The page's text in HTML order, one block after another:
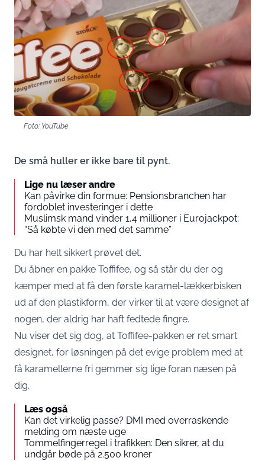
Foto: YouTube
De små huller er ikke bare til pynt.
Lige nu læser andre
Kan påvirke din formue: Pensionsbranchen har
fordoblet investeringer i dette
Muslimsk mand vinder 1,4 millioner i Eurojackpot:
“Så købte vi den med det samme”
Du har helt sikkert prøvet det.
Du åbner en pakke Toffifee, og så står du der og
kæmper med at få den første karamel-lækkerbisken
ud af den plastikform, der virker til at være designet af
nogen, der aldrig har haft fedtede fingre.
Nu viser det sig dog, at Toffifee-pakken er ret smart
designet, for løsningen på det evige problem med at
få karamellerne fri gemmer sig lige foran næsen på
dig.
Læs også
Kan det virkelig passe? DMI med overraskende
melding om næste uge
Tommelfingerregel i trafikken: Den sikrer, at du
undgår bøde på 2.500 kroner